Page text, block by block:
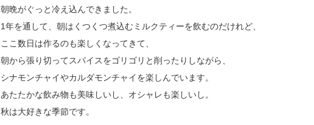
朝晩がぐっと冷え込んできました。
1年を通して、朝はくつくつ煮込むミルクティーを飲むのだけれど、
ここ数日は作るのも楽しくなってきて、
朝から張り切ってスパイスをゴリゴリと削ったりしながら、
シナモンチャイやカルダモンチャイを楽しんでいます。
あたたかな飲み物も美味しいし、オシャレも楽しいし。
秋は大好きな季節です。